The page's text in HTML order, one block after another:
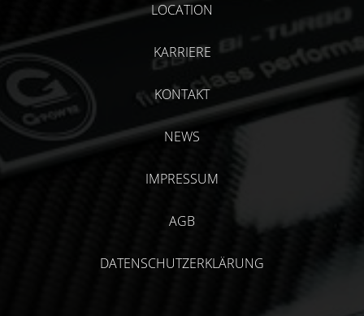
LOCATION
KARRIERE
KONTAKT
NEWS
IMPRESSUM
AGB
DATENSCHUTZERKLÄRUNG